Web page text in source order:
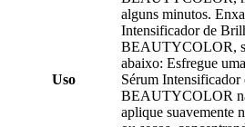
Uso
alguns minutos.
Intensificador de
BEAUTYCOLOR,
abaixo: Esfregue
Sérum
BEAUTYCOLOR
aplique suavemente